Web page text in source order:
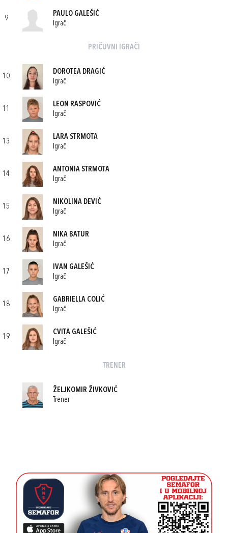
9
PAULO GALEŠIĆ
Igrač
PRIČUVNI IGRAČI
10
DOROTEA DRAGIĆ
Igrač
11
LEON RASPOVIĆ
Igrač
13
LARA STRMOTA
Igrač
14
ANTONIA STRMOTA
Igrač
15
NIKOLINA DEVIĆ
Igrač
16
NIKA BATUR
Igrač
17
IVAN GALEŠIĆ
Igrač
18
GABRIELLA COLIĆ
Igrač
19
CVITA GALEŠIĆ
Igrač
TRENER
ŽELJKOMIR ŽIVKOVIĆ
Trener